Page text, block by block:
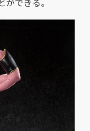
できる。